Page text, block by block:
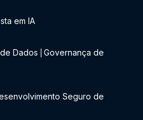
em IA
Dados
Governança de
Seguro de